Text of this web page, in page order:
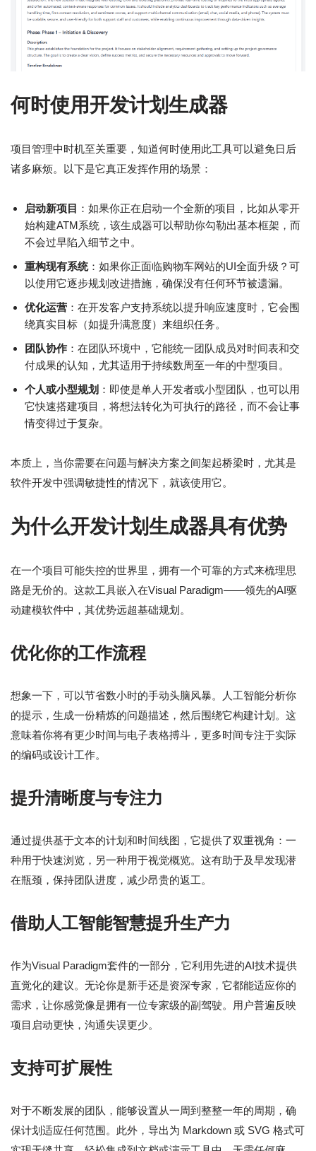
何时使用开发计划生成器
项目管理中时机至关重要，知道何时使用此工具可以避免日后
诸多麻烦。以下是它真正发挥作用的场景：
启动新项目 ：如果你正在启动一个全新的项目，比如从零开
始构建ATM系统，该生成器可以帮助你勾勒出基本框架，而
不会过早陷入细节之中。
重构现有系统：如果你正面临购物车网站的UI全面升级？可
以使用它逐步规划改进措施，确保没有任何环节被遗漏。
优化运营 ：在开发客户支持系统以提升响应速度时，它会围
绕真实目标（如提升满意度）来组织任务。
团队协作 ：在团队环境中，它能统一团队成员对时间表和交
付成果的认知，尤其适用于持续数周至一年的中型项目。
个人或小型规划 ：即使是单人开发者或小型团队，也可以用
它快速搭建项目，将想法转化为可执行的路径，而不会让事
情变得过于复杂。
本质上，当你需要在问题与解决方案之间架起桥梁时，尤其是
软件开发中强调敏捷性的情况下，就该使用它。
为什么开发计划生成器具有优势
在一个项目可能失控的世界里，拥有一个可靠的方式来梳理思
路是无价的。这款工具嵌入在Visual Paradigm——领先的AI驱
动建模软件中，其优势远超基础规划。
优化你的工作流程
想象一下，可以节省数小时的手动头脑风暴。人工智能分析你
的提示，生成一份精炼的问题描述，然后围绕它构建计划。这
意味着你将有更少时间与电子表格搏斗，更多时间专注于实际
的编码或设计工作。
提升清晰度与专注力
通过提供基于文本的计划和时间线图，它提供了双重视角：一
种用于快速浏览，另一种用于视觉概览。这有助于及早发现潜
在瓶颈，保持团队进度，减少昂贵的返工。
借助人工智能智慧提升生产力
作为Visual Paradigm套件的一部分，它利用先进的AI技术提供
直觉化的建议。无论你是新手还是资深专家，它都能适应你的
需求，让你感觉像是拥有一位专家级的副驾驶。用户普遍反映
项目启动更快，沟通失误更少。
支持可扩展性
对于不断发展的团队，能够设置从一周到整整一年的周期，确
保计划适应任何范围。此外，导出为 Markdown 或 SVG 格式可